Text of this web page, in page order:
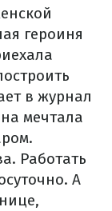
героиня
в журнал
мечтала
Работать
А